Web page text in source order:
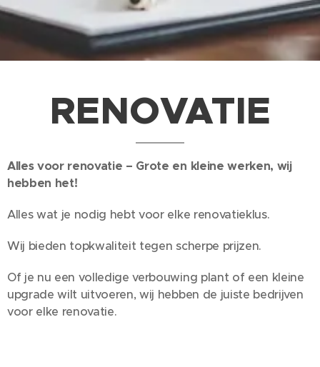
RENOVATIE
Alles voor renovatie – Grote en kleine werken, wij
hebben het!
Alles wat je nodig hebt voor elke renovatieklus.
Wij bieden topkwaliteit tegen scherpe prijzen.
Of je nu een volledige verbouwing plant of een kleine
upgrade wilt uitvoeren, wij hebben de juiste bedrijven
voor elke renovatie.